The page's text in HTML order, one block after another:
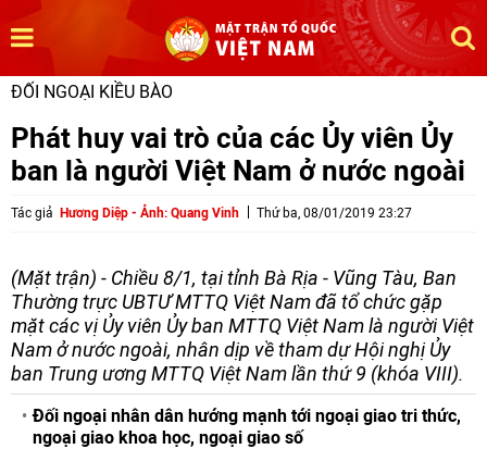
ĐỐI NGOẠI KIỀU BÀO
Phát huy vai trò của các Ủy viên Ủy
ban là người Việt Nam ở nước ngoài
Tác giả Hương Diệp - Ảnh: Quang Vinh Thứ ba, 08/01/2019 23:27
(Mặt trận) - Chiều 8/1, tại tỉnh Bà Rịa - Vũng Tàu, Ban
Thường trực UBTƯ MTTQ Việt Nam đã tổ chức gặp
mặt các vị Ủy viên Ủy ban MTTQ Việt Nam là người Việt
Nam ở nước ngoài, nhân dịp về tham dự Hội nghị Ủy
ban Trung ương MTTQ Việt Nam lần thứ 9 (khóa VIII).
Đối ngoại nhân dân hướng mạnh tới ngoại giao tri thức,
ngoại giao khoa học, ngoại giao số